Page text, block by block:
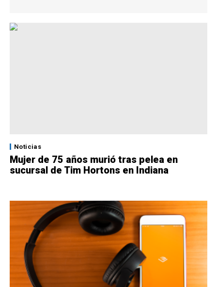
Noticias
Mujer de 75 años murió tras pelea en
sucursal de Tim Hortons en Indiana